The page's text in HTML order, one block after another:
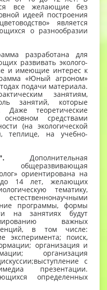
все желающие без
идеей построения
является
о разнообразии
разработана для
развивать эколого-
и имеющие интерес к
«Юный агроном»
подачи материала.
занятиям,
занятий, ко­торые
Даже теоретические
средствами
(на экологической
теплице, на учебно-
Дополнительная
общеразвивающая
ориентирована на
14 лет, желающих
тематику,
программы, формы
на занятиях будут
важных
в том числе:
эксперимента; поиск,
организация и
организация
с
презентации.
определенных